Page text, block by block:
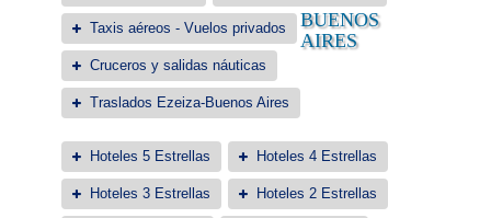
Taxis aéreos - Vuelos privados
Cruceros y salidas náuticas
Traslados Ezeiza-Buenos Aires
BUENOS
AIRES
Hoteles 5 Estrellas Hoteles 4 Estrellas
Hoteles 3 Estrellas Hoteles 2 Estrellas